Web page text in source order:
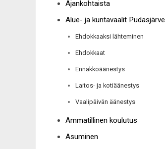
Ajankohtaista
Alue- ja kuntavaalit
Ehdokkaaksi lähteminen
Ehdokkaat
Ennakkoäänestys
Laitos- ja kotiäänestys
Vaalipäivän äänestys
Ammatillinen koulutus
Asuminen